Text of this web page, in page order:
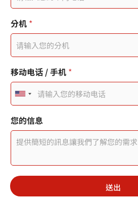
分机 *
移动电话 / 手机 *
U
n
i
t
e
d
S
您的信息
送出